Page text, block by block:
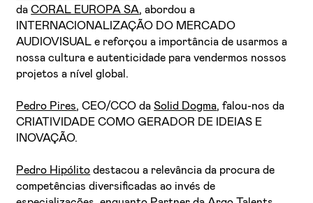
daCORAL EUROPA SA, abordou a
INTERNACIONALIZAÇÃO DO MERCADO
AUDIOVISUAL e reforçou a importância de usarmos a
nossa cultura e autenticidade para vendermos nossos
projetos a nível global.
Pedro Pires, CEO/CCO daSolid Dogma, falou-nos da
CRIATIVIDADE COMO GERADOR DE IDEIAS E
INOVAÇÃO.
Pedro Hipólito destacou a relevância da procura de
competências diversificadas ao invés de